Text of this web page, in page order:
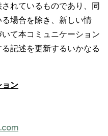
れているものであり、同
場合を除き、新しい情
て本コミュニケーション
記述を更新するいかなる
ョン